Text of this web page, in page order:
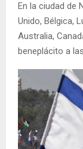
En la ciudad de
Unido, Bélgica,
Australia,
beneplácito a